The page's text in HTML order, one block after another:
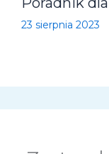
23 sierpnia 2023